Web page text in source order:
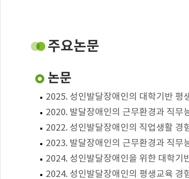
주요논문
논문
2025. 성인발달장애인의 대학기반 평
2020. 발달장애인의 근무환경과 직무
2022. 성인발달장애인의 직업생활
2023. 발달장애인의 근무환경과 직
2024. 성인발달장애인을 위한 대학기
2024. 성인발달장애인의 평생교육 경